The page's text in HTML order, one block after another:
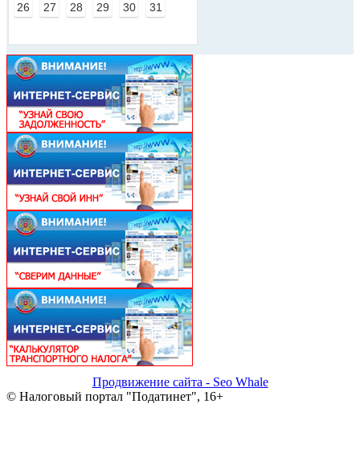
26 27 28 29 30 31
Продвижение сайта - Seo Whale
© Налоговый портал "Податинет", 16+